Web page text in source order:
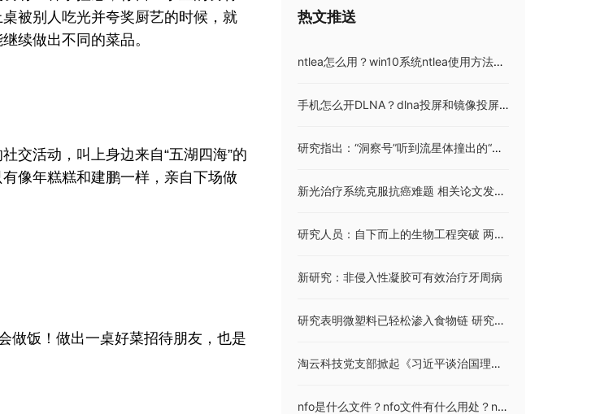
被别人吃光并夸奖厨艺的时候，就
续做出不同的菜品。
交活动，叫上身边来自“五湖四海”的
像年糕糕和建鹏一样，亲自下场做
做饭！做出一桌好菜招待朋友，也是
热文推送
ntlea怎么用？win10系统ntlea使用方法介绍 ntlea0.92如何彻底删除
手机怎么开DLNA？dlna投屏和镜像投屏的区别是什么？
研究指出：“洞察号”听到流星体撞出的“声音”
新光治疗系统克服抗癌难题 相关论文发表在《化学通讯》期刊上
研究人员：自下而上的生物工程突破 两种细菌创造活体合成细胞
新研究：非侵入性凝胶可有效治疗牙周病
研究表明微塑料已轻松渗入食物链 研究成果发表在《今日纳米》上
淘云科技党支部掀起《习近平谈治国理政》第四卷学习热潮
nfo是什么文件？nfo文件有什么用处？nfo格式的文件可以删掉吗？